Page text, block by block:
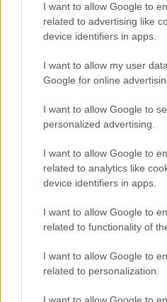
I want to allow Google to
related to advertising like
device identifiers in apps.
I want to allow my user
Google for online
I want to allow Google to
personalized advertising.
I want to allow Google to
related to analytics like
device identifiers in apps.
I want to allow Google to
related to functionality of
I want to allow Google to
related to personalization.
AZ
https://kulturpart.hu/api/